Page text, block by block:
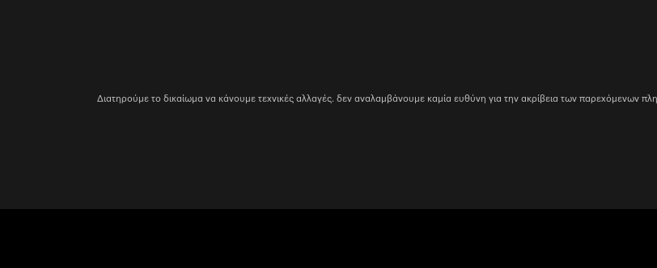
Διατηρούμε το δικαίωμα να κάνουμε τεχνικές αλλαγές. δεν αναλαμβάνουμε καμία ευθύνη για την ακρίβεια των παρεχόμενων